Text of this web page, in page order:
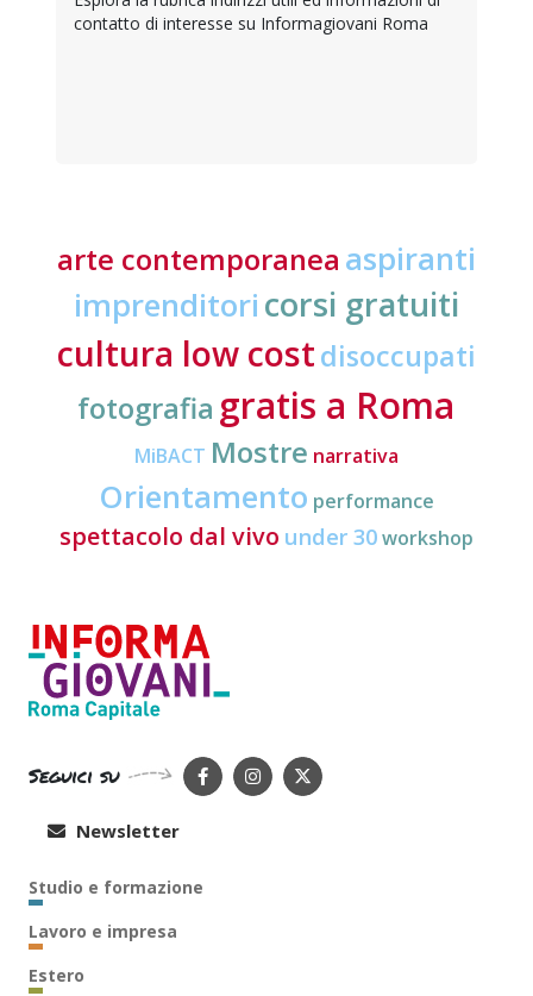
contatto di interesse su Informagiovani Roma
arte contemporanea aspiranti
imprenditori corsi gratuiti
cultura low costdisoccupati
fotografia gratis a Roma
MiBACT Mostre narrativa
Orientamento performance
spettacolo dal vivo under 30workshop
Seguici su
Newsletter
Studio e formazione
Lavoro e impresa
Estero